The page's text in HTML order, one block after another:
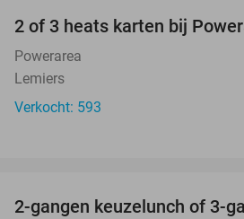
2 of 3 heats karten bij
Powerarea
Lemiers
Verkocht: 593
2-gangen keuzelunch of 3-